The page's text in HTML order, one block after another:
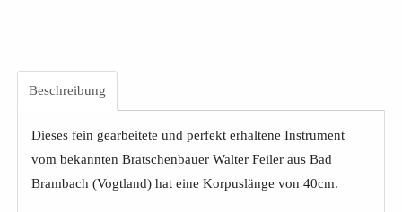
Beschreibung
Dieses fein gearbeitete und perfekt erhaltene Instrument
vom bekannten Bratschenbauer Walter Feiler aus Bad
Brambach (Vogtland) hat eine Korpuslänge von 40cm.